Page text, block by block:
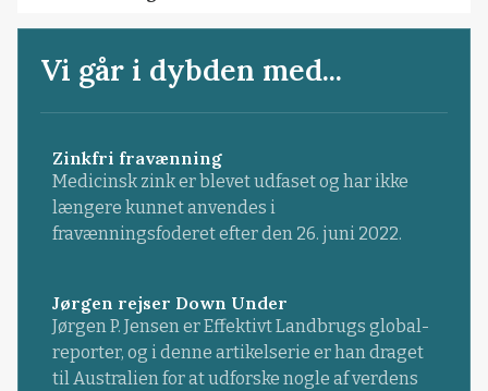
Vi går i dybden med...
Zinkfri fravænning
Medicinsk zink er blevet udfaset og har ikke
længere kunnet anvendes i
fravænningsfoderet efter den 26. juni 2022.
Jørgen rejser Down Under
Jørgen P. Jensen er Effektivt Landbrugs global-
reporter, og i denne artikelserie er han draget
til Australien for at udforske nogle af verdens